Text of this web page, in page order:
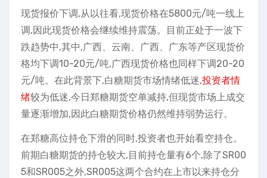
现货报价下调,从以往看,现货价格在5800元/吨一线上
调,因此现货价格会继续维持震荡。目前正处于一波下
跌趋势中,其中,广西、云南、广西、广东等产区现货价
格均下调10-20元/吨,广西现货价格也同样下调20-20
元/吨。在此背景下,白糖期货市场情绪低迷,投资者情
绪较为低迷,今日郑糖期货空单减持,但现货市场上成交
量逐渐增加,因此白糖期货价格仍然维持弱势运行。
在郑糖高位持仓下滑的同时,投资者也开始看空持仓。
前期白糖期货的持仓较大,目前持仓量有6个,除了SR00
5和SR005之外,SR005这两个合约在上市以来持仓分